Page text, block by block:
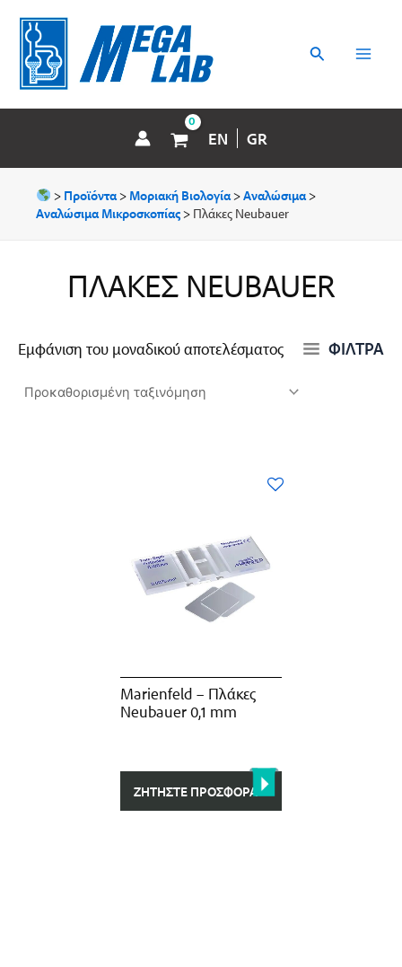
περιεχόμενο
Αναζήτηση
EN GR
> Προϊόντα> Μοριακή Βιολογία>Αναλώσιμα>
Αναλώσιμα Μικροσκοπίας> Πλάκες Neubauer
ΠΛΆΚΕΣ NEUBAUER
Εμφάνιση του μοναδικού αποτελέσματος ΦΙΛΤΡΑ
Marienfeld – Πλάκες
Neubauer 0,1 mm
ΖΗΤΉΣΤΕ ΠΡΟΣΦΟΡΆ